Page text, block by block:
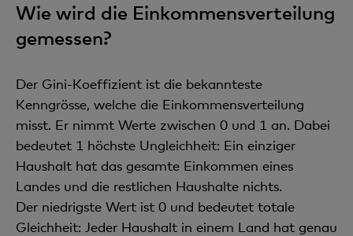
Wie wird die Einkommensverteilung
gemessen?
Der Gini-Koeffizient ist die bekannteste
Kenngrösse, welche die Einkommensverteilung
misst. Er nimmt Werte zwischen 0 und 1 an. Dabei
bedeutet 1 höchste Ungleichheit: Ein einziger
Haushalt hat das gesamte Einkommen eines
Landes und die restlichen Haushalte nichts.
Der niedrigste Wert ist 0 und bedeutet totale
Gleichheit: Jeder Haushalt in einem Land hat genau